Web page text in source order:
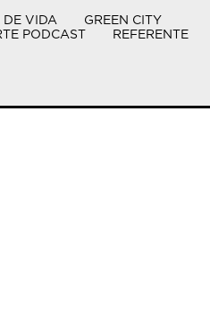
VIDA
GREEN CITY
PODCAST REFERENTE